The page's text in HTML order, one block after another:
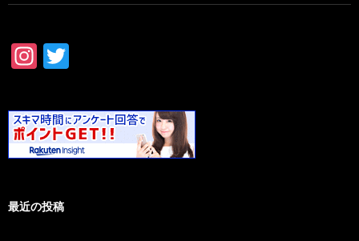
In
ag
ra
m
itt
er
最近の投稿